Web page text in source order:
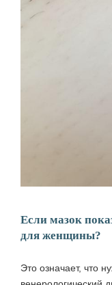
Если мазок
для женщины?
Это означает, что